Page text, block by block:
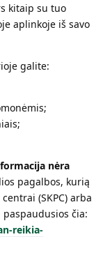
kitaip su tuo
aplinkoje iš savo
galite:
nėra
pagalbos, kurią
(SKPC) arba
čia:
reikia-